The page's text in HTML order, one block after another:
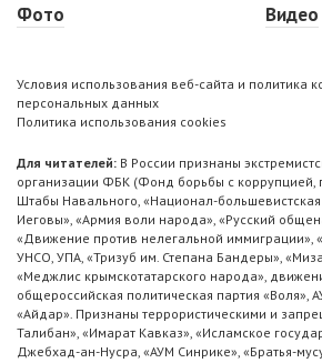
Фото
Видео
Условия использования веб-сайта и политика
персональных данных
Политика использования cookies
Для читателей: В России признаны
организации ФБК (Фонд борьбы с коррупцией,
Штабы Навального, «Национал-
Иеговы», «Армия воли народа», «Русский
«Движение против нелегальной иммиграции»,
УНСО, УПА, «Тризуб им. Степана Бандеры»,
«Меджлис крымскотатарского народа»,
общероссийская политическая партия «Воля»,
«Айдар». Признаны террористическими и
Талибан», «Имарат Кавказ», «Исламское
Джебхад-ан-Нусра, «АУМ Синрике», «Братья-